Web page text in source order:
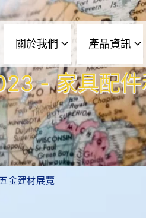
關於我們 產品資訊
- 家具配件
金建材展覽